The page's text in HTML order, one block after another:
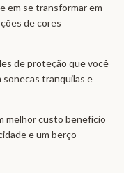
em se transformar em
de cores
de proteção que você
tranquilas e
melhor custo benefício
e um berço